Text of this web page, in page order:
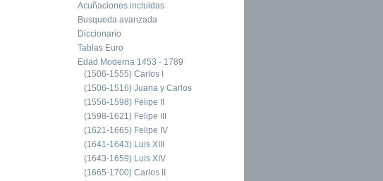
Acuñaciones incluidas
Busqueda avanzada
Diccionario
Tablas Euro
Edad Moderna 1453 - 1789
(1506-1555) Carlos I
(1506-1516) Juana y Carlos
(1556-1598) Felipe II
(1598-1621) Felipe III
(1621-1665) Felipe IV
(1641-1643) Luis XIII
(1643-1659) Luis XIV
(1665-1700) Carlos II